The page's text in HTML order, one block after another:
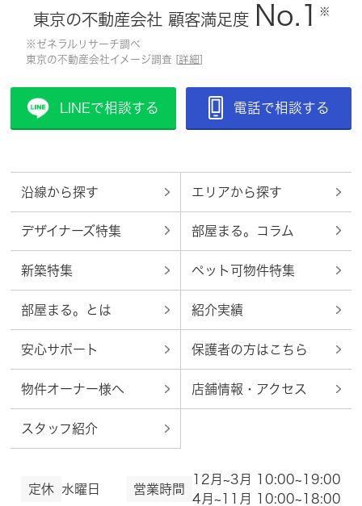
東京の不動産会社 顧客満足度 No.1 ※
※ゼネラルリサーチ調べ
東京の不動産会社イメージ調査 [詳細]
LINEで相談する 電話で相談する
沿線から探す エリアから探す
デザイナーズ特集 部屋まる。コラム
新築特集 ペット可物件特集
部屋まる。とは 紹介実績
安心サポート 保護者の方はこちら
物件オーナー様へ 店舗情報・アクセス
スタッフ紹介
定休 水曜日 営業時間
12月~3月 10:00~19:00
4月~11月 10:00~18:00